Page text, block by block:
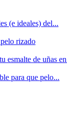
(e ideales) del...
rizado
esmalte de uñas
para que pelo...